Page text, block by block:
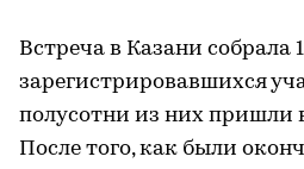
Встреча в Казани собрала
зарегистрировавшихся
полусотни из них пришли
После того, как были